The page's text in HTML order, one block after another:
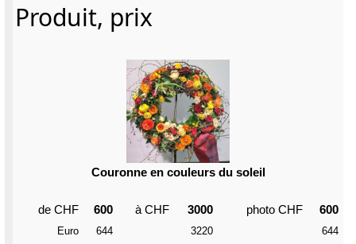
Produit, prix
Couronne en couleurs du soleil
de CHF 600 à CHF 3000 photo CHF 600
Euro 644 3220
644